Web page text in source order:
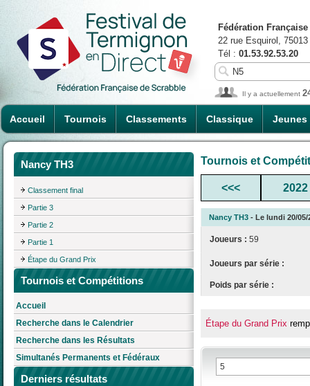
Accueil Tournois Classements Classique Jeunes
Fédération
22 rue Esquirol,
Tél : 01.53.92.53.20
Il y a actuellement
Nancy TH3
Classement final
Partie 3
Partie 2
Partie 1
Étape du Grand Prix
Tournois et Compétitions
Accueil
Recherche dans le Calendrier
Recherche dans les Résultats
Simultanés Permanents et Fédéraux
Derniers résultats
Tournois et
<<< 2022
Nancy TH3 - Le lundi 20/05/
Joueurs : 59
Joueurs par série :
Poids par série :
Étape du Grand Prix